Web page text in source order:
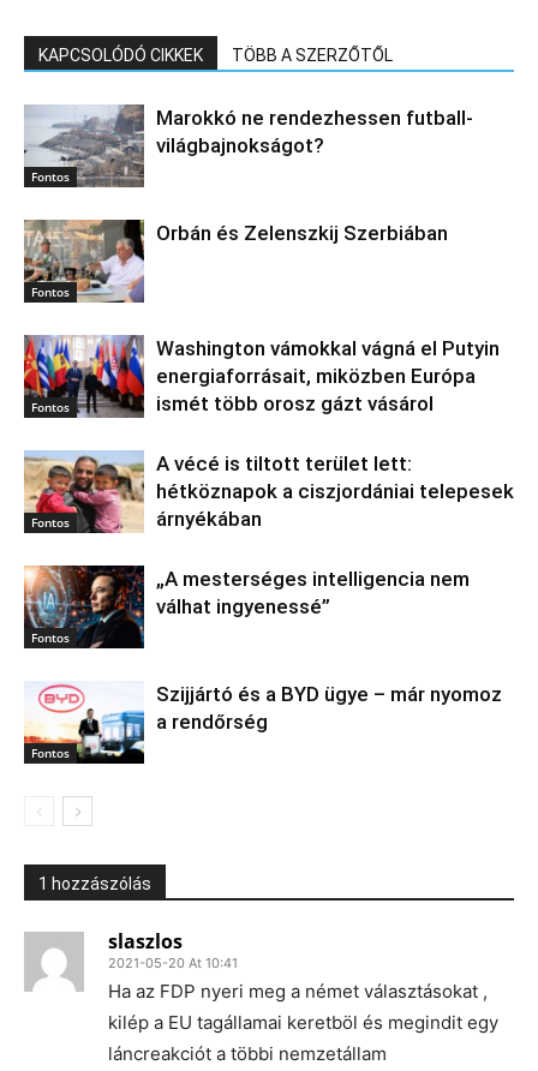
KAPCSOLÓDÓ CIKKEK TÖBB A SZERZŐTŐL
Fontos
Marokkó ne rendezhessen futball-
világbajnokságot?
Fontos
Orbán és Zelenszkij Szerbiában
Fontos
Washington vámokkal vágná el Putyin
energiaforrásait, miközben Európa
ismét több orosz gázt vásárol
Fontos
A vécé is tiltott terület lett:
hétköznapok a ciszjordániai telepesek
árnyékában
Fontos
„A mesterséges intelligencia nem
válhat ingyenessé”
Fontos
Szijjártó és a BYD ügye – már nyomoz
a rendőrség
1 hozzászólás
slaszlos
2021-05-20 At 10:41
Ha az FDP nyeri meg a német választásokat ,
kilép a EU tagállamai keretböl és megindit egy
láncreakciót a többi nemzetállam